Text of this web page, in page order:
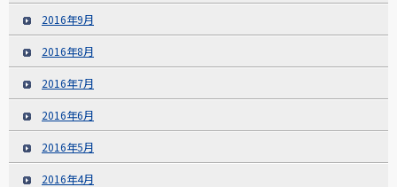
2016年9月
2016年8月
2016年7月
2016年6月
2016年5月
2016年4月